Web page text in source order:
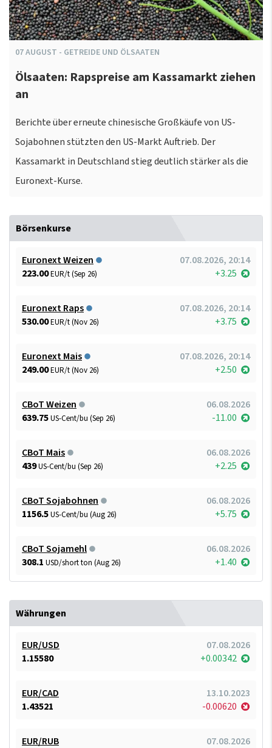
07AUGUST - GETREIDE UND ÖLSAATEN
Ölsaaten: Rapspreise am Kassamarkt ziehen
an
Berichte über erneute chinesische Großkäufe von US-
Sojabohnen stützten den US-Markt Auftrieb. Der
Kassamarkt in Deutschland stieg deutlich stärker als die
Euronext-Kurse.
Börsenkurse
Euronext Weizen
07.08.2026, 20:14
223.00EUR/t (Sep 26) +3.25
Euronext Raps
07.08.2026, 20:14
530.00EUR/t (Nov 26) +3.75
Euronext Mais
07.08.2026, 20:14
249.00EUR/t (Nov 26) +2.50
CBoT Weizen
06.08.2026
639.75US-Cent/bu (Sep 26) -11.00
CBoT Mais
06.08.2026
439US-Cent/bu (Sep 26) +2.25
CBoT Sojabohnen
06.08.2026
1156.5US-Cent/bu (Aug 26) +5.75
CBoT Sojamehl
06.08.2026
308.1 USD/short ton (Aug 26) +1.40
Währungen
EUR/USD
07.08.2026
1.15580
+0.00342
EUR/CAD
13.10.2023
1.43521
-0.00620
EUR/RUB 07.08.2026